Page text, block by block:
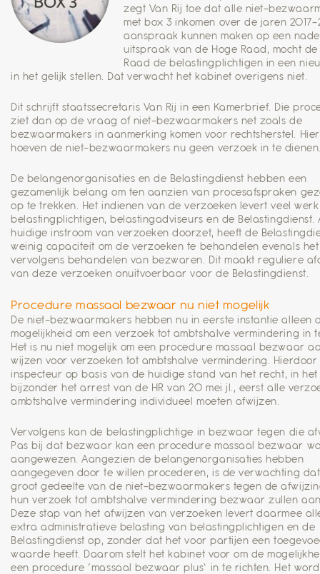
zegt Van Rij toe dat alle niet-
met box 3 inkomen over de jaren
aanspraak kunnen maken op een
uitspraak van de Hoge Raad, mocht de
Raad de belastingplichtigen in een
in het gelijk stellen. Dat verwacht het kabinet overigens niet.
Dit schrijft staatssecretaris Van Rij in een Kamerbrief. Die
ziet dan op de vraag of niet-bezwaarmakers net zoals de
bezwaarmakers in aanmerking komen voor rechtsherstel.
hoeven de niet-bezwaarmakers nu geen verzoek in te
De belangenorganisaties en de Belastingdienst hebben een
gezamenlijk belang om ten aanzien van procesafspraken
op te trekken. Het indienen van de verzoeken levert veel
belastingplichtigen, belastingadviseurs en de Belastingdienst.
huidige instroom van verzoeken doorzet, heeft de
weinig capaciteit om de verzoeken te behandelen evenals het
vervolgens behandelen van bezwaren. Dit maakt reguliere
van deze verzoeken onuitvoerbaar voor de Belastingdienst.
Procedure massaal bezwaar nu niet mogelijk
De niet-bezwaarmakers hebben nu in eerste instantie alleen
mogelijkheid om een verzoek tot ambtshalve vermindering in
Het is nu niet mogelijk om een procedure massaal bezwaar
wijzen voor verzoeken tot ambtshalve vermindering.
inspecteur op basis van de huidige stand van het recht, in het
bijzonder het arrest van de HR van 20 mei jl., eerst alle
ambtshalve vermindering individueel moeten afwijzen.
Vervolgens kan de belastingplichtige in bezwaar tegen die
Pas bij dat bezwaar kan een procedure massaal bezwaar
aangewezen. Aangezien de belangenorganisaties hebben
aangegeven door te willen procederen, is de verwachting
groot gedeelte van de niet-bezwaarmakers tegen de
hun verzoek tot ambtshalve vermindering bezwaar zullen
Deze stap van het afwijzen van verzoeken levert daarmee
extra administratieve belasting van belastingplichtigen en de
Belastingdienst op, zonder dat het voor partijen een
waarde heeft. Daarom stelt het kabinet voor om de
een procedure ‘massaal bezwaar plus’ in te richten. Het